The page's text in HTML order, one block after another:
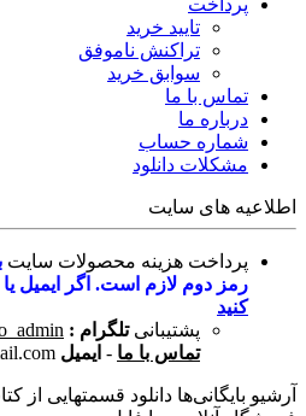
تایید خرید
تراکنش ناموفق
سوابق خرید
تماس با ما
درباره ما
شماره حساب
مشکلات دانلود
اطلاعیه های سایت
پرداخت هزینه محصولات سایت
رمز دوم لازم است. اگر ایمیل یا
کنید
پشتیبانی تلگرام :
تماس با ما - ایمیل
آرشیو بایگانی‌ها دانلود قسمتهایی از